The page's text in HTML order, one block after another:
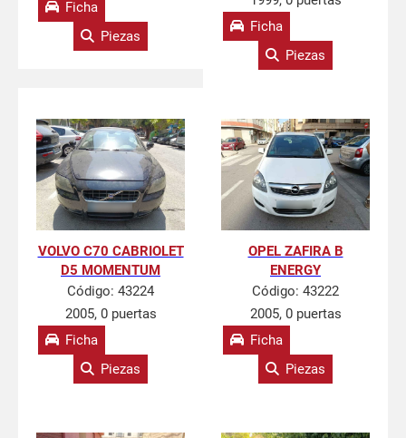
Ficha
Piezas
Ficha
Piezas
VOLVO C70 CABRIOLET
D5 MOMENTUM
Código: 43224
2005, 0 puertas
Ficha
Piezas
OPEL ZAFIRA B
ENERGY
Código: 43222
2005, 0 puertas
Ficha
Piezas